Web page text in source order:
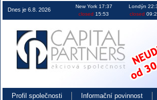
Obchodování na burze v ČR EU i USA
Dnes je 6.8. 2026
New York 17:37
closed 15:53
Londýn
closed
Profil společnosti Informační povinnost